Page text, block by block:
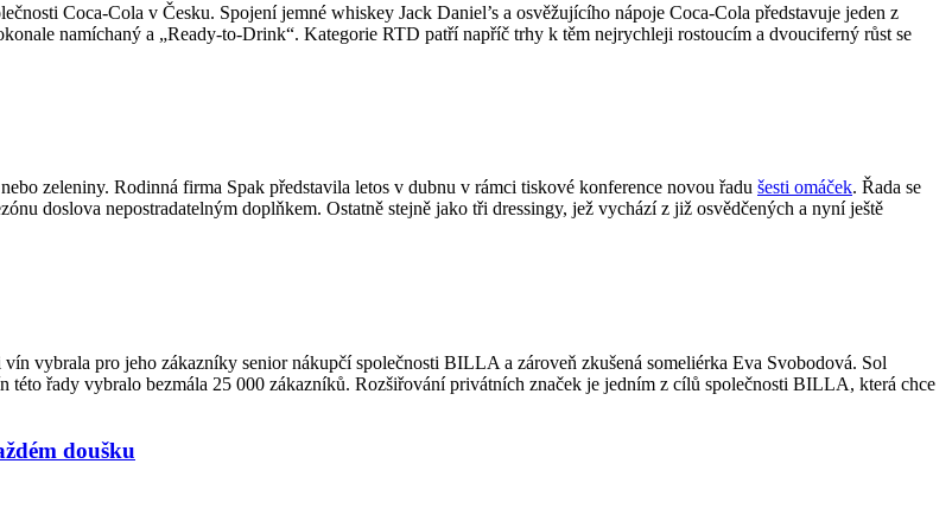
Coca-Cola v Česku. Spojení jemné whiskey Jack Daniel’s a osvěžujícího nápoje Coca-Cola představuje jeden z
namíchaný a „Ready-to-Drink“. Kategorie RTD patří napříč trhy k těm nejrychleji rostoucím a dvouciferný růst se
zeleniny. Rodinná firma Spak představila letos v dubnu v rámci tiskové konference novou řadu šesti omáček. Řada se
doslova nepostradatelným doplňkem. Ostatně stejně jako tři dressingy, jež vychází z již osvědčených a nyní ještě
vybrala pro jeho zákazníky senior nákupčí společnosti BILLA a zároveň zkušená someliérka Eva Svobodová. Sol
řady vybralo bezmála 25 000 zákazníků. Rozšiřování privátních značek je jedním z cílů společnosti BILLA, která chce
doušku